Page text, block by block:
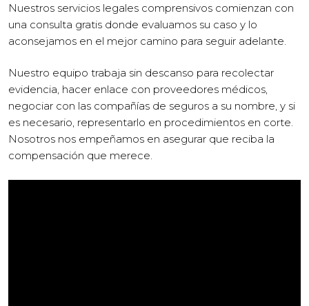
Nuestros servicios legales comprensivos comienzan con
una consulta gratis donde evaluamos su caso y lo
aconsejamos en el mejor camino para seguir adelante.
Nuestro equipo trabaja sin descanso para recolectar
evidencia, hacer enlace con proveedores médicos,
negociar con las compañías de seguros a su nombre, y si
es necesario, representarlo en procedimientos en corte.
Nosotros nos empeñamos en asegurar que reciba la
compensación que merece.